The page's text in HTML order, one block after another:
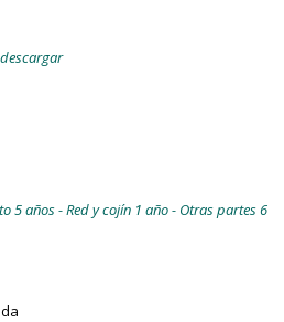
5 años - Red y cojín 1 año - Otras partes 6